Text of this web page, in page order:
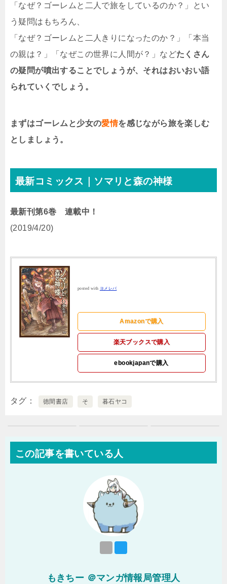
「なぜ？ゴーレムと二人で旅をしているのか？」とい
う疑問はもちろん、
「なぜ？ゴーレムと二人きりになったのか？」「本当
の親は？」「なぜこの世界に人間が？」などたくさん
の疑問が噴出することでしょうが、それはおいおい語
られていくでしょう。
まずはゴーレムと少女の愛情を感じながら旅を楽しむ
としましょう。
最新コミックス｜ソマリと森の神様
最新刊第6巻 連載中！
(2019/4/20)
posted with ヨメレバ
Amazonで購入
楽天ブックスで購入
ebookjapanで購入
タグ 徳間書店 そ 暮石ヤコ
この記事を書いている人
もきちー ＠マンガ情報局管理人